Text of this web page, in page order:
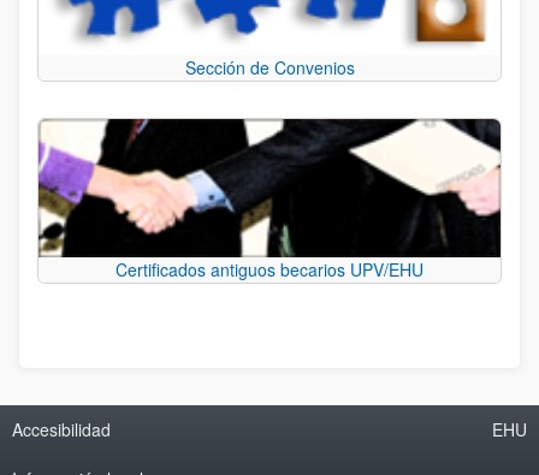
Sección de Convenios
Certificados antiguos becarios UPV/EHU
Accesibilidad EHU